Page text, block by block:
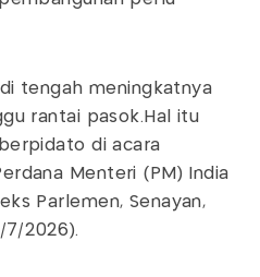
tengah meningkatnya
rantai pasok.Hal itu
di acara
Menteri (PM) India
Parlemen, Senayan,
7/2026).